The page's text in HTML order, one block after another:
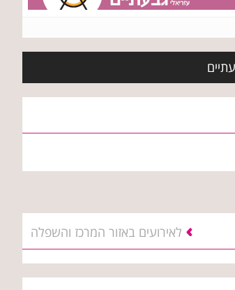
לאירועים באזור המרכז והשפלה